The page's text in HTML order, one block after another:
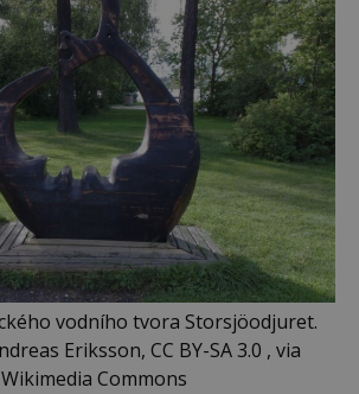
vodního tvora Storsjöodjuret.
Eriksson, CC BY-SA 3.0 , via
Wikimedia Commons